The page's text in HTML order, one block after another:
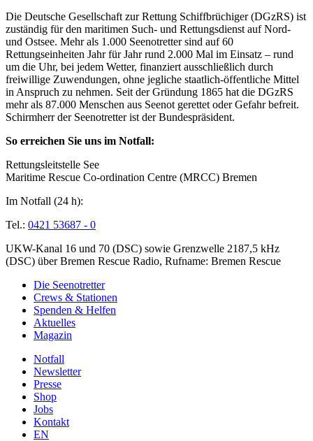
Die Deutsche Gesellschaft zur Rettung Schiffbrüchiger (DGzRS) ist
zuständig für den maritimen Such- und Rettungsdienst auf Nord-
und Ostsee. Mehr als 1.000 Seenotretter sind auf 60
Rettungseinheiten Jahr für Jahr rund 2.000 Mal im Einsatz – rund
um die Uhr, bei jedem Wetter, finanziert ausschließlich durch
freiwillige Zuwendungen, ohne jegliche staatlich-öffentliche Mittel
in Anspruch zu nehmen. Seit der Gründung 1865 hat die DGzRS
mehr als 87.000 Menschen aus Seenot gerettet oder Gefahr befreit.
Schirmherr der Seenotretter ist der Bundespräsident.
So erreichen Sie uns im Notfall:
Rettungsleitstelle See
Maritime Rescue Co-ordination Centre (MRCC) Bremen
Im Notfall (24 h):
Tel.: 0421 53687 - 0
UKW-Kanal 16 und 70 (DSC) sowie Grenzwelle 2187,5 kHz
(DSC) über Bremen Rescue Radio, Rufname: Bremen Rescue
Die Seenotretter
Crews & Stationen
Spenden & Helfen
Aktuelles
Magazin
Notfall
Newsletter
Presse
Shop
Jobs
Kontakt
EN